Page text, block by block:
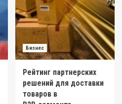
Бизнес
Рейтинг партнерских
решений для доставки
товаров в